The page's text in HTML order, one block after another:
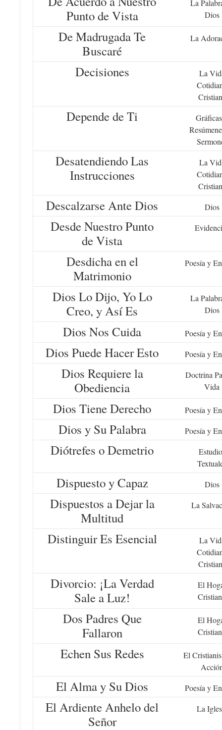
Punto de Vista
La
Dios
De Madrugada Te
Buscaré
La
Decisiones
La
Depende de Ti
Desatendiendo Las
Instrucciones
La
Descalzarse Ante Dios Dios
Desde Nuestro Punto
de Vista
Desdicha en el
Matrimonio
Poesía y
Dios Lo Dijo, Yo Lo
Creo, y Así Es
La
Dios
Dios Nos Cuida Poesía y
Dios Puede Hacer Esto Poesía y
Dios Requiere la
Obediencia
Doctrina
Vida
Dios Tiene Derecho Poesía y
Dios y Su Palabra Poesía y
Diótrefes o Demetrio
Dispuesto y Capaz Dios
Dispuestos a Dejar la
Multitud
La
Distinguir Es Esencial
La
Divorcio: ¡La Verdad
Sale a Luz!
El
Dos Padres Que
Fallaron
El
Echen Sus Redes
El
El Alma y Su Dios Poesía y
El Ardiente Anhelo del
Señor
La